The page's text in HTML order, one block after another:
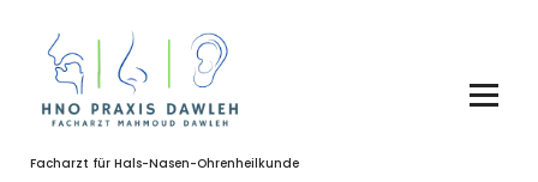
Inhalt
springen
Facharzt für Hals-Nasen-Ohrenheilkunde